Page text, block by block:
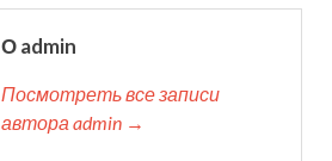
О admin
Посмотреть все записи
автора admin →